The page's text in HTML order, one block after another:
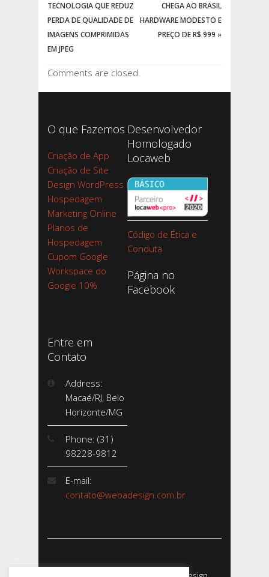
TECNOLOGIA QUE REDUZ
PERDA DE QUALIDADE DE
IMAGENS COMPRIMIDAS
EM JPEG
CHEGA AO BRASIL
HARDWARE MODESTO E
PREÇO DE R$ 999 »
Comments are closed.
O que Fazemos
Criação de App
Criação de Site
Design WordPress
Hospedagem
Marketing Online
Planos de
Hospedagem
Cupom Google
Workspace do
Google 10%
Desenvolvedor
Homologado
Locaweb
Código de Ética e
Conduta
Página no
Facebook
Entre em
Contato
Address:
Macaé/RJ, Belo
Horizonte/MG
Phone: (31)
98228-9812
E-mail:
contato@webadesign.com.br